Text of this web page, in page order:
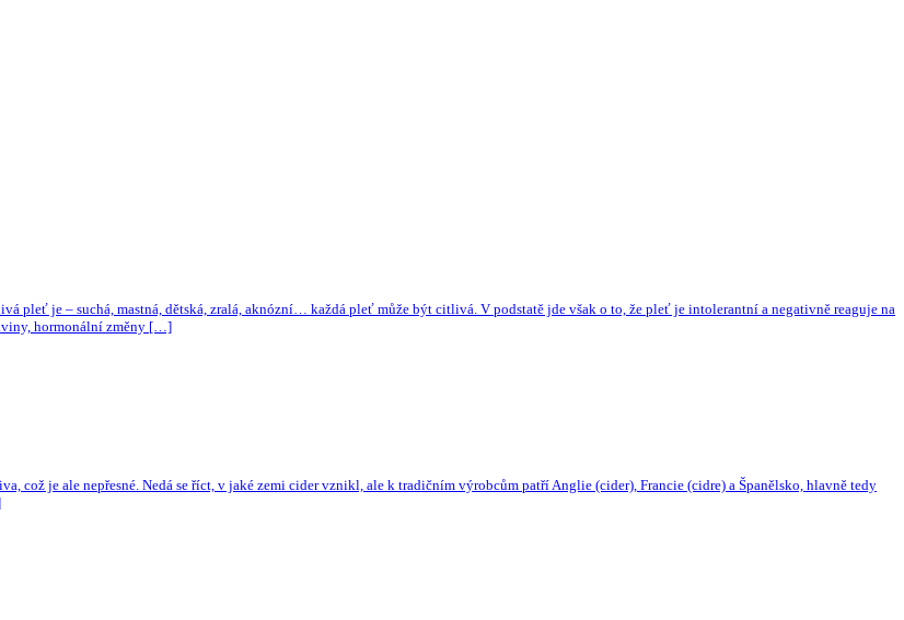
je – suchá, mastná, dětská, zralá, aknózní… každá pleť může být citlivá. V podstatě jde však o to, že pleť je intolerantní a negativně reaguje na
hormonální změny […]
což je ale nepřesné. Nedá se říct, v jaké zemi cider vznikl, ale k tradičním výrobcům patří Anglie (cider), Francie (cidre) a Španělsko, hlavně tedy